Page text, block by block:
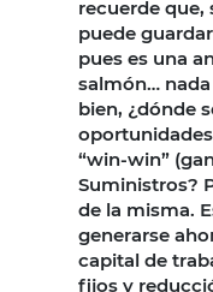
recuerde que,
puede
pues es una
salmón…
bien, ¿dónde
“win-win”
Suministros?
de la misma.
generarse
capital de
fijos y